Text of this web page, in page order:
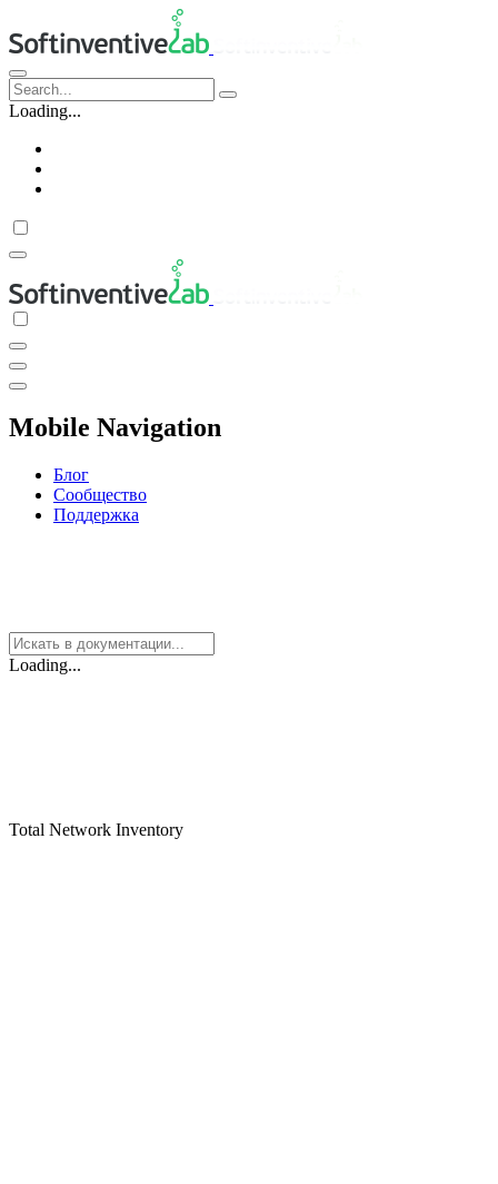
Loading...
Mobile Navigation
Блог
Сообщество
Поддержка
Loading...
Total Network Inventory